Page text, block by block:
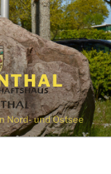
Nord- und Ostsee